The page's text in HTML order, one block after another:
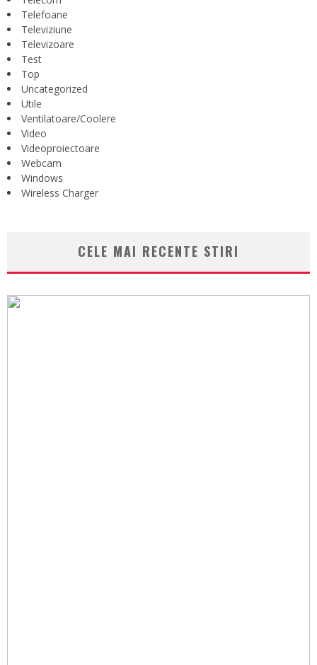
Telefoane
Televiziune
Televizoare
Test
Top
Uncategorized
Utile
Ventilatoare/Coolere
Video
Videoproiectoare
Webcam
Windows
Wireless Charger
CELE MAI RECENTE STIRI